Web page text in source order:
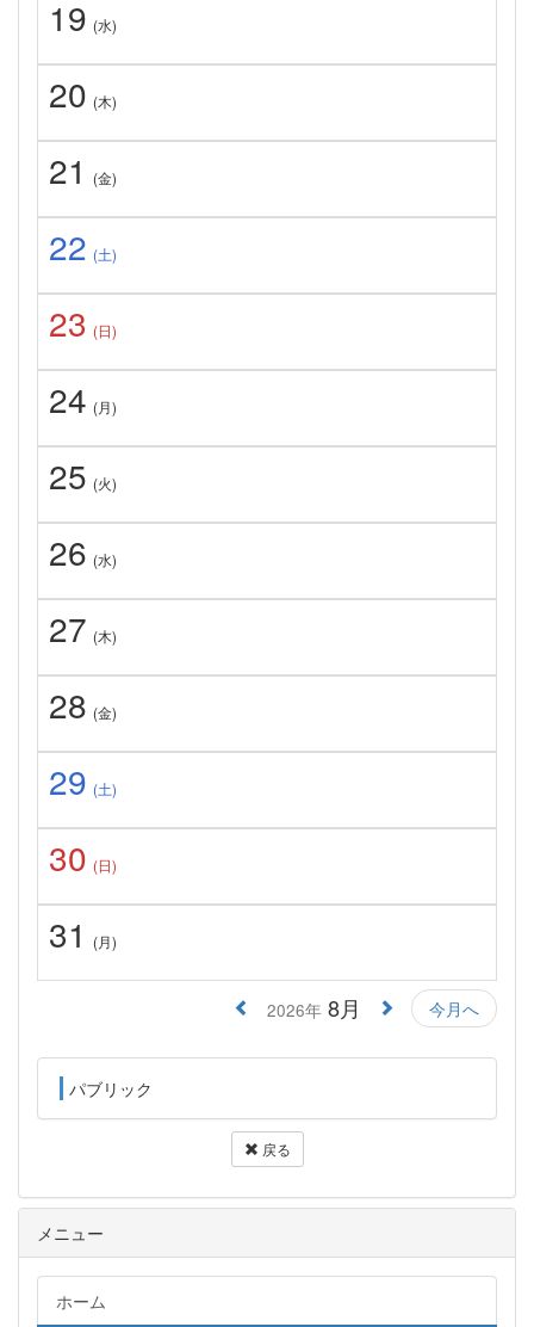
19 (水)
20 (木)
21 (金)
22 (土)
23 (日)
24 (月)
25 (火)
26 (水)
27 (木)
28 (金)
29 (土)
30 (日)
31 (月)
2026年 8月 今月へ
パブリック
戻る
メニュー
ホーム